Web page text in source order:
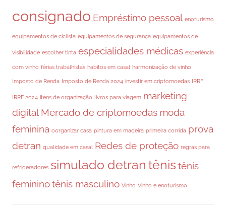
consignado Empréstimo pessoal enoturismo
equipamentos de ciclista equipamentos de segurança equipamentos de
visibilidade escolher tinta especialidades médicas experiência
com vinho férias trabalhistas habitos em casal harmonização de vinho
Imposto de Renda Imposto de Renda 2024 investir em criptomoedas IRRF
IRRF 2024 itens de organização livros para viagem marketing
digital Mercado de criptomoedas moda
feminina oorganizar casa pintura em madeira primeira corrida prova
detran qualidade em casal Redes de proteção regras para
refrigeradores simulado detran tênis tênis
femininotênis masculino Vinho Vinho e enoturismo